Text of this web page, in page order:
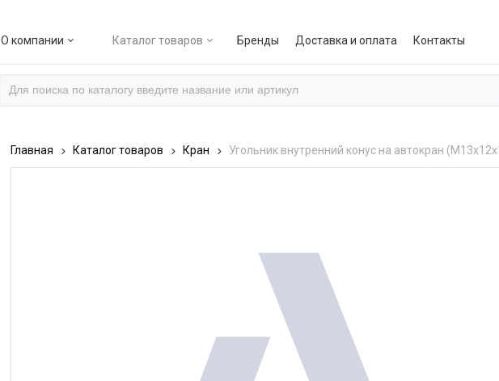
О компании Каталог товаров Бренды Доставка и оплата Контакты
Главная Каталог товаров Кран Угольник внутренний конус на автокран